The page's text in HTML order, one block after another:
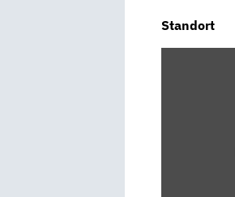
Standort